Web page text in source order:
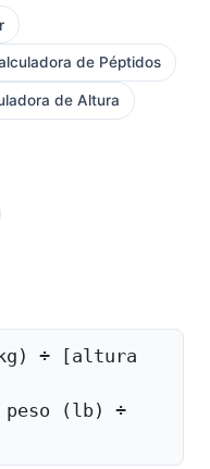
de Péptidos
de Altura
÷ [altura
peso (lb) ÷